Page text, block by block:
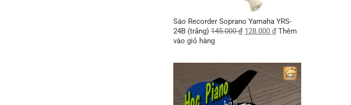
Sáo Recorder Soprano Yamaha YRS-
24B (trắng) 145.000₫ 128.000 ₫ Thêm
vào giỏ hàng